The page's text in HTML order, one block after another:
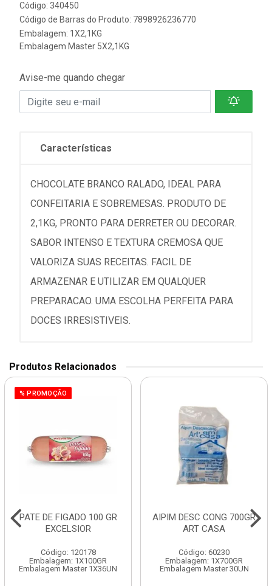
Código: 340450
Código de Barras do Produto: 7898926236770
Embalagem: 1X2,1KG
Embalagem Master 5X2,1KG
Avise-me quando chegar
Características
CHOCOLATE BRANCO RALADO, IDEAL PARA
CONFEITARIA E SOBREMESAS. PRODUTO DE
2,1KG, PRONTO PARA DERRETER OU DECORAR.
SABOR INTENSO E TEXTURA CREMOSA QUE
VALORIZA SUAS RECEITAS. FACIL DE
ARMAZENAR E UTILIZAR EM QUALQUER
PREPARACAO. UMA ESCOLHA PERFEITA PARA
DOCES IRRESISTIVEIS.
Produtos Relacionados
% PROMOÇÃO
PATE DE FIGADO 100 GR
EXCELSIOR
Código: 120178
Embalagem: 1X100GR
Embalagem Master 1X36UN
AIPIM DESC CONG 700GR
ART CASA
Código: 60230
Embalagem: 1X700GR
Embalagem Master 30UN